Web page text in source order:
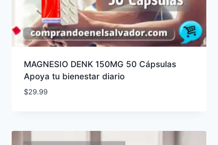
MAGNESIO DENK 150MG 50 Cápsulas
Apoya tu bienestar diario
$29.99